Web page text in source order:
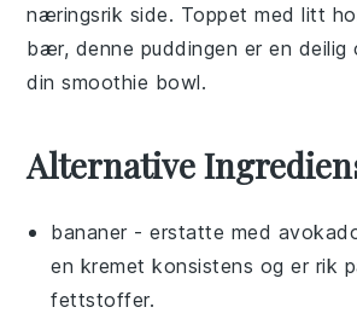
næringsrik side. Toppet med litt
bær, denne puddingen er en deilig
dinsmoothie bowl.
Alternative
bananer - erstatte med
en kremet konsistens og er rik
fettstoffer.